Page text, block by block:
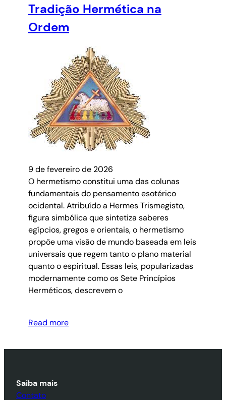
Tradição Hermética na
Ordem
9 de fevereiro de 2026
O hermetismo constitui uma das colunas
fundamentais do pensamento esotérico
ocidental. Atribuído a Hermes Trismegisto,
figura simbólica que sintetiza saberes
egípcios, gregos e orientais, o hermetismo
propõe uma visão de mundo baseada em leis
universais que regem tanto o plano material
quanto o espiritual. Essas leis, popularizadas
modernamente como os Sete Princípios
Herméticos, descrevem o
Read more
Saiba mais
Contato